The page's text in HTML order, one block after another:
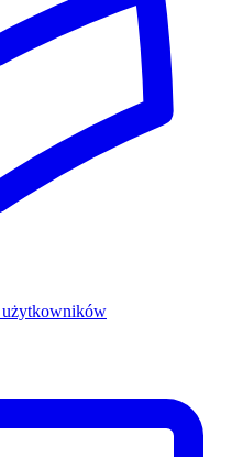
użytkowników